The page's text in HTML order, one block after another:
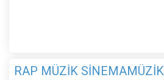
RAP MÜZİK SİNEMAMÜZİK